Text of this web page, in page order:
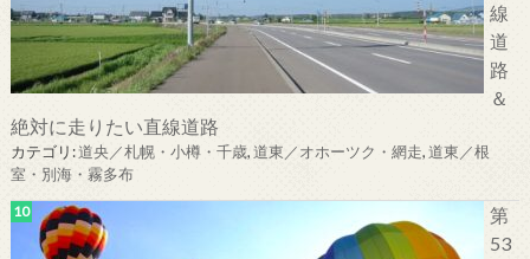
線
道
路
＆
絶対に走りたい直線道路
カテゴリ:道央／札幌・小樽・千歳,道東／オホーツク・網走,道東／根
室・別海・霧多布
第
53